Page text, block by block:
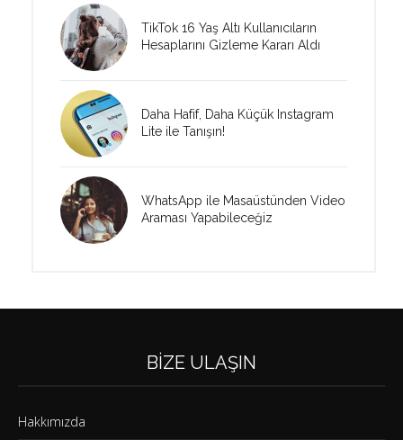
TikTok 16 Yaş Altı Kullanıcıların
Hesaplarını Gizleme Kararı Aldı
Daha Hafif, Daha Küçük Instagram
Lite ile Tanışın!
WhatsApp ile Masaüstünden Video
Araması Yapabileceğiz
BIZE ULAŞIN
Hakkımızda